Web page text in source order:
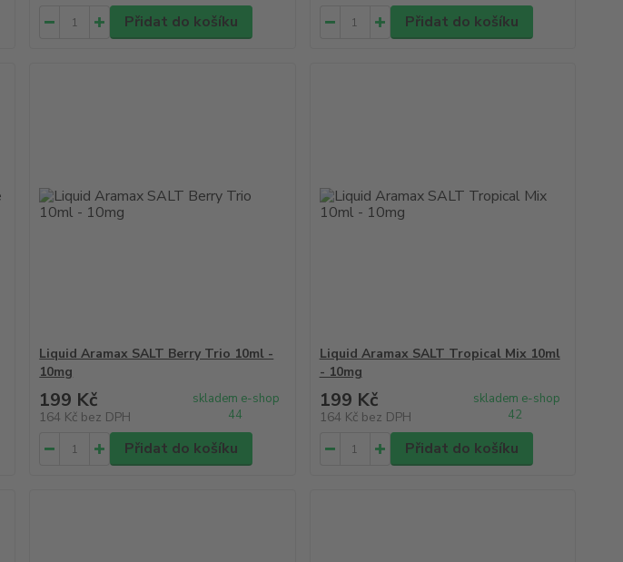
Přidat do košíku Přidat do košíku
Liquid Aramax SALT Berry Trio 10ml -
10mg
199 Kč
164 Kč bez DPH
skladem e-shop
44
Přidat do košíku
Liquid Aramax SALT Tropical Mix 10ml
- 10mg
199 Kč
164 Kč bez DPH
skladem e-shop
42
Přidat do košíku